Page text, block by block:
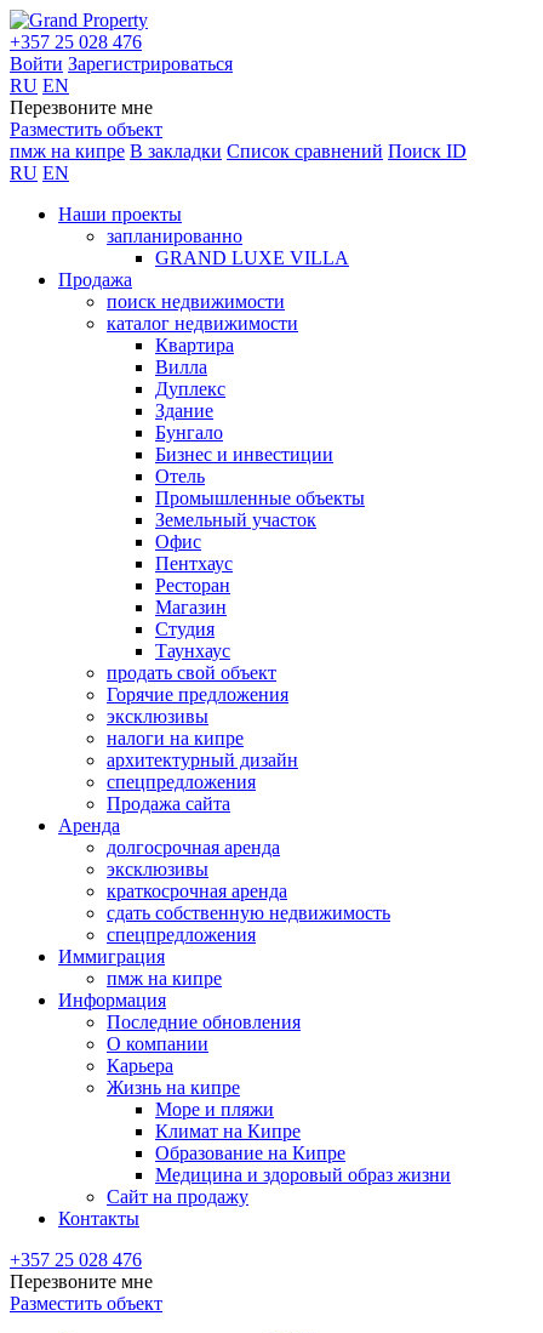
+357 25 028 476
Войти Зарегистрироваться
RU EN
Перезвоните мне
Разместить объект
пмж на кипре В закладки Список сравнений Поиск ID
RU EN
Наши проекты
запланированно
GRAND LUXE VILLA
Продажа
поиск недвижимости
каталог недвижимости
Квартира
Вилла
Дуплекс
Здание
Бунгало
Бизнес и инвестиции
Отель
Промышленные объекты
Земельный участок
Офис
Пентхаус
Ресторан
Магазин
Студия
Таунхаус
продать свой объект
Горячие предложения
эксклюзивы
налоги на кипре
архитектурный дизайн
спецпредложения
Продажа сайта
Аренда
долгосрочная аренда
эксклюзивы
краткосрочная аренда
сдать собственную недвижимость
спецпредложения
Иммиграция
пмж на кипре
Информация
Последние обновления
О компании
Карьера
Жизнь на кипре
Море и пляжи
Климат на Кипре
Образование на Кипре
Медицина и здоровый образ жизни
Сайт на продажу
Контакты
+357 25 028 476
Перезвоните мне
Разместить объект